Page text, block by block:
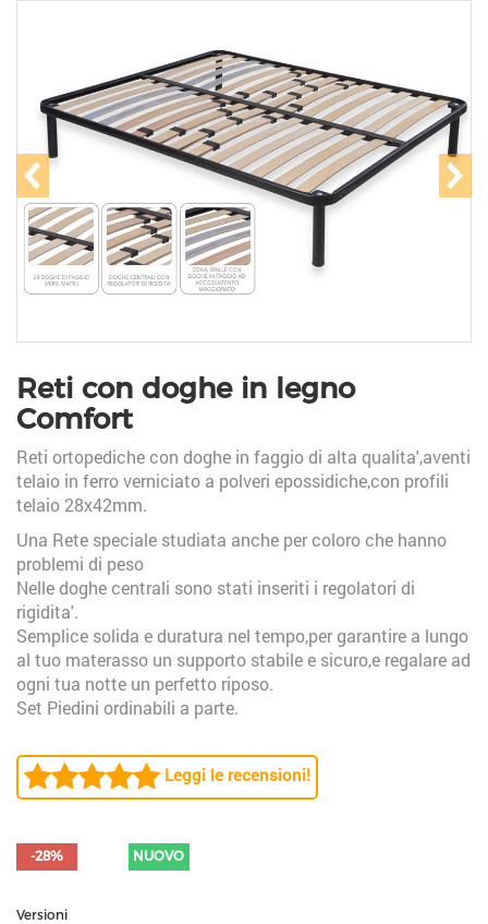
prev
Reti con doghe in legno
Comfort
Reti ortopediche con doghe in faggio di alta qualita',aventi
telaio in ferro verniciato a polveri epossidiche,con profili
telaio 28x42mm.
Una Rete speciale studiata anche per coloro che hanno
problemi di peso
Nelle doghe centrali sono stati inseriti i regolatori di
rigidita'.
Semplice solida e duratura nel tempo,per garantire a lungo
al tuo materasso un supporto stabile e sicuro,e regalare ad
ogni tua notte un perfetto riposo.
Set Piedini ordinabili a parte.
Leggi le recensioni!
-28% NUOVO
Versioni